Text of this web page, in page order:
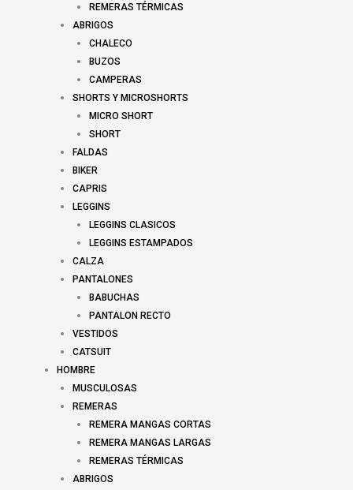
REMERAS TÉRMICAS
ABRIGOS
CHALECO
BUZOS
CAMPERAS
SHORTS Y MICROSHORTS
MICRO SHORT
SHORT
FALDAS
BIKER
CAPRIS
LEGGINS
LEGGINS CLASICOS
LEGGINS ESTAMPADOS
CALZA
PANTALONES
BABUCHAS
PANTALON RECTO
VESTIDOS
CATSUIT
HOMBRE
MUSCULOSAS
REMERAS
REMERA MANGAS CORTAS
REMERA MANGAS LARGAS
REMERAS TÉRMICAS
ABRIGOS